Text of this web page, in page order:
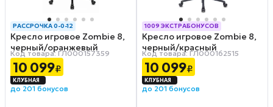
РАССРОЧКА 0-0-12
Кресло игровое Zombie 8,
черный/оранжевый
Код товара: ГЛ000157359
10 099₽
до 201 бонусов
1009 ЭКСТРАБОНУСОВ
РАССРОЧКА 0-0-12
Кресло игровое Zombie 8,
черный/красный
Код товара: ГЛ000162515
10 099₽
до 201 бонусов